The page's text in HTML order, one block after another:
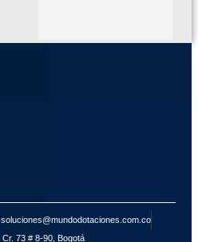
soluciones@mundodotaciones.com.co
Cr. 73 # 8-90, Bogotá